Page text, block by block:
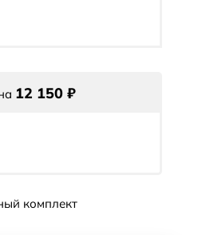
12 150 ₽
комплект